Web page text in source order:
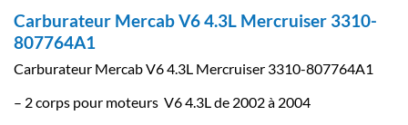
Carburateur Mercab V6 4.3L Mercruiser 3310-
807764A1
Carburateur Mercab V6 4.3L Mercruiser 3310-807764A1
– 2 corps pour moteurs V6 4.3L de 2002 à 2004